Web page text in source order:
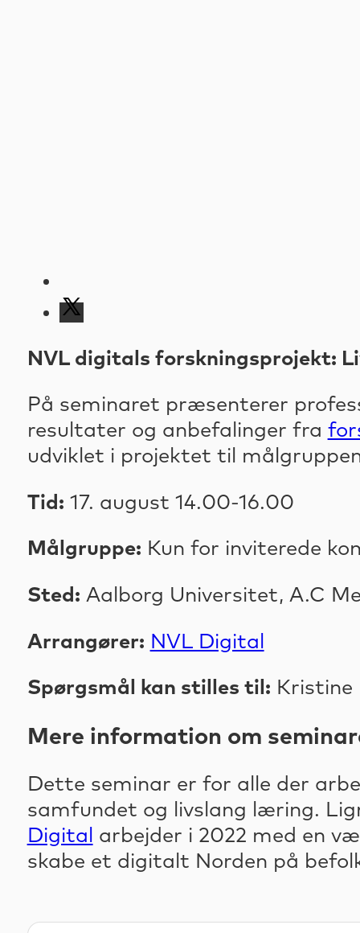
NVL digitals forskningsprojekt:
På seminaret præsenterer
resultater og anbefalinger fra
udviklet i projektet til
Tid: 17. august 14.00-16.00
Målgruppe: Kun for inviterede
Sted: Aalborg Universitet, A.C
Arrangører: NVL Digital
Spørgsmål kan stilles til: Kristine
Mere information om
Dette seminar er for alle der
samfundet og livslang læring.
Digital
arbejder i 2022 med en
skabe et digitalt Norden på